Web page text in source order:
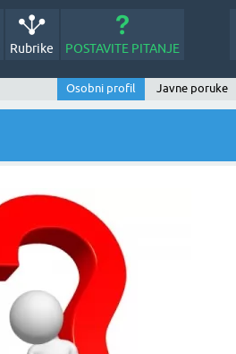
Rubrike POSTAVITE PITANJE
Osobni profil Javne poruke